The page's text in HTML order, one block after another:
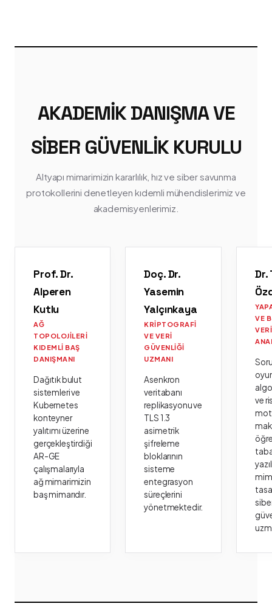
AKADEMIK DANIŞMA VE
SIBER GÜVENLIK KURULU
Altyapı mimarimizin kararlılık, hız ve siber savunma
protokollerini denetleyen kıdemli mühendislerimiz ve
akademisyenlerimiz.
Prof. Dr.
Alperen
Kutlu
AĞ
TOPOLOJILERI
KIDEMLI BAŞ
DANIŞMANI
Dağıtık bulut
sistemleri ve
Kubernetes
konteyner
yalıtımı üzerine
gerçekleştirdiği
AR-GE
çalışmalarıyla
ağ mimarimizin
baş mimarıdır.
Doç. Dr.
Yasemin
Yalçınkaya
KRIPTOGRAFI
VE VERI
GÜVENLIĞI
UZMANI
Asenkron
veritabanı
replikasyonu ve
TLS 1.3
asimetrik
şifreleme
bloklarının
sisteme
entegrasyon
süreçlerini
yönetmektedir.
Dr.
VE
VERI
ve